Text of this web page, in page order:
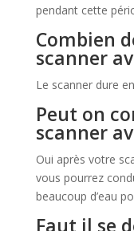
pendant cette
Combien
scanner
Le scanner dure
Peut on
scanner
Oui après votre
vous pourrez
beaucoup d’eau
Faut il se